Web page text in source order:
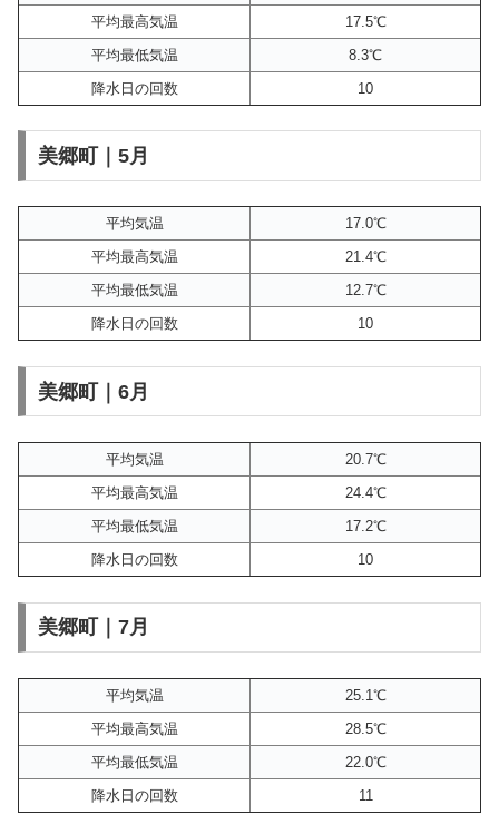
平均最高気温
17.5℃
平均最低気温
8.3℃
降水日の回数
10
美郷町｜5月
平均気温
17.0℃
平均最高気温
21.4℃
平均最低気温
12.7℃
降水日の回数
10
美郷町｜6月
平均気温
20.7℃
平均最高気温
24.4℃
平均最低気温
17.2℃
降水日の回数
10
美郷町｜7月
平均気温
25.1℃
平均最高気温
28.5℃
平均最低気温
22.0℃
降水日の回数
11